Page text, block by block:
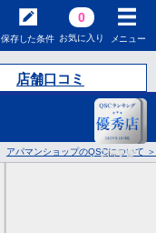
保存した条件
0
お気に入り メニュー
店舗口コミ
2回受賞!
アパマンショップのQSCについて